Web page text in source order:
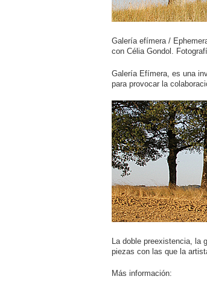
Galería efímera /
con Célia Gondol.
Galería Efímera, es una
para provocar la
La doble preexistencia, la
piezas con las que la
Más información: